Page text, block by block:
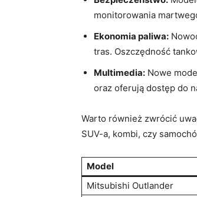
monitorowania
Ekonomia paliwa:
tras. Oszczędność
Multimedia: Nowe
oraz oferują dostęp do
Warto również zwrócić
SUV-a, kombi, czy
Model
Mitsubishi Outlander